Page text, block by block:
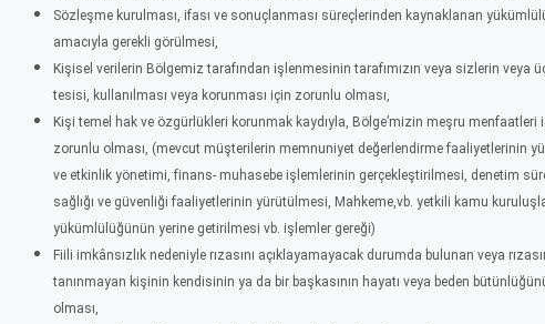
Sözleşme kurulması, ifası ve sonuçlanması süreçlerinden kaynaklanan
amacıyla gerekli görülmesi,
Kişisel verilerin Bölgemiz tarafından işlenmesinin tarafımızın veya sizlerin veya
tesisi, kullanılması veya korunması için zorunlu olması,
Kişi temel hak ve özgürlükleri korunmak kaydıyla, Bölge’mizin meşru
zorunlu olması, (mevcut müşterilerin memnuniyet değerlendirme faaliyetlerinin
ve etkinlik yönetimi, finans- muhasebe işlemlerinin gerçekleştirilmesi, denetim
sağlığı ve güvenliği faaliyetlerinin yürütülmesi, Mahkeme,vb. yetkili kamu
yükümlülüğünün yerine getirilmesi vb. işlemler gereği)
Fiili imkânsızlık nedeniyle rızasını açıklayamayacak durumda bulunan veya
tanınmayan kişinin kendisinin ya da bir başkasının hayatı veya beden
olması,